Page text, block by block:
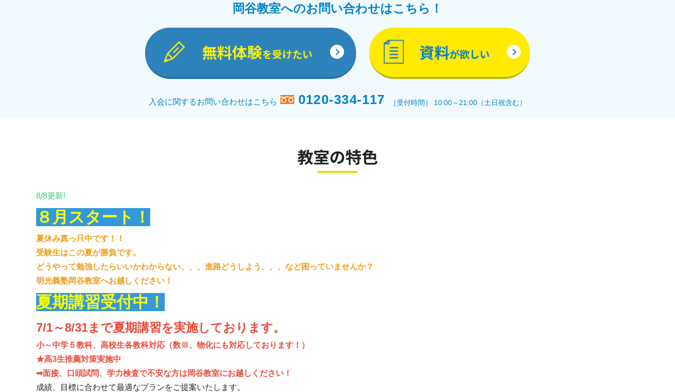
岡谷教室へのお問い合わせはこちら！
無料体験を受けたい 資料が欲しい
入会に関するお問い合わせはこちら 0120-334-117 ［受付時間］ 10:00～21:00（土日祝含む）
教室の特色
8/8更新!
８月スタート！
夏休み真っ只中です！！
受験生はこの夏が勝負です。
どうやって勉強したらいいかわからない、、、進路どうしよう、、、など困っていませんか？
明光義塾岡谷教室へお越しください！
夏期講習受付中！
7/1～8/31まで夏期講習を実施しております。
小～中学５教科、高校生各教科対応（数Ⅲ、物化にも対応しております！）
★高3生推薦対策実施中
➡面接、口頭試問、学力検査で不安な方は岡谷教室にお越しください！
成績、目標に合わせて最適なプランをご提案いたします。